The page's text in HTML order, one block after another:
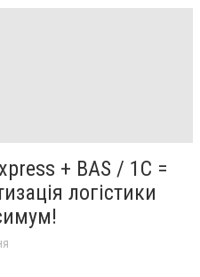
+ BAS / 1C =
логістики